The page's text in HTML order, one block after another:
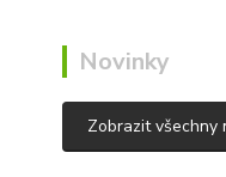
Novinky
Zobrazit všechny